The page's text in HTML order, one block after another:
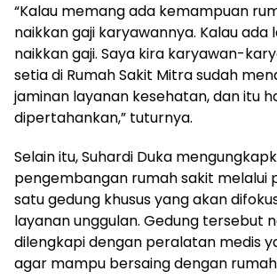
“Kalau memang ada kemampuan
naikkan gaji karyawannya. Kalau ada
naikkan gaji. Saya kira karyawan-
setia di Rumah Sakit Mitra sudah
jaminan layanan kesehatan, dan itu
dipertahankan,” tuturnya.
Selain itu, Suhardi Duka
pengembangan rumah sakit melalui
satu gedung khusus yang akan
layanan unggulan. Gedung tersebut
dilengkapi dengan peralatan medis
agar mampu bersaing dengan